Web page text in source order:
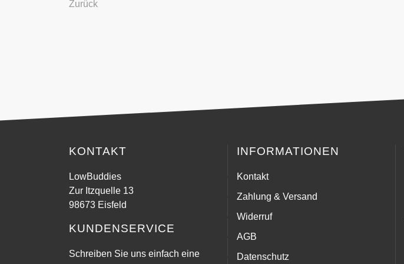
Zurück
KONTAKT
LowBuddies
Zur Itzquelle 13
98673 Eisfeld
KUNDENSERVICE
Schreiben Sie uns einfach eine
INFORMATIONEN
Kontakt
Zahlung & Versand
Widerruf
AGB
Datenschutz